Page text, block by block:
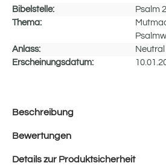
Bibelstelle:
Psalm
Thema:
Anlass:
Neutral
Erscheinungsdatum:
Beschreibung
Bewertungen
Details zur Produktsicherheit